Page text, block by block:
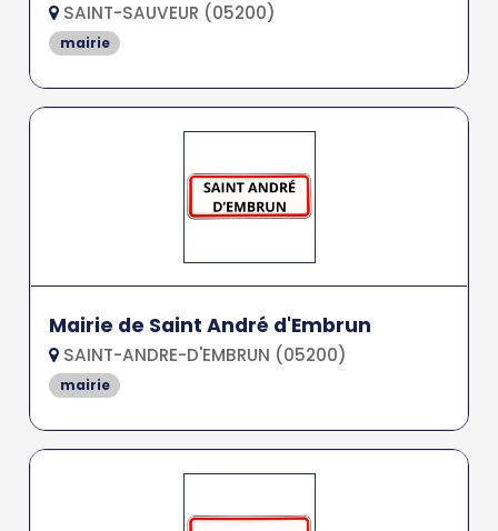
SAINT-SAUVEUR (05200)
mairie
Mairie de Saint André d'Embrun
SAINT-ANDRE-D'EMBRUN (05200)
mairie